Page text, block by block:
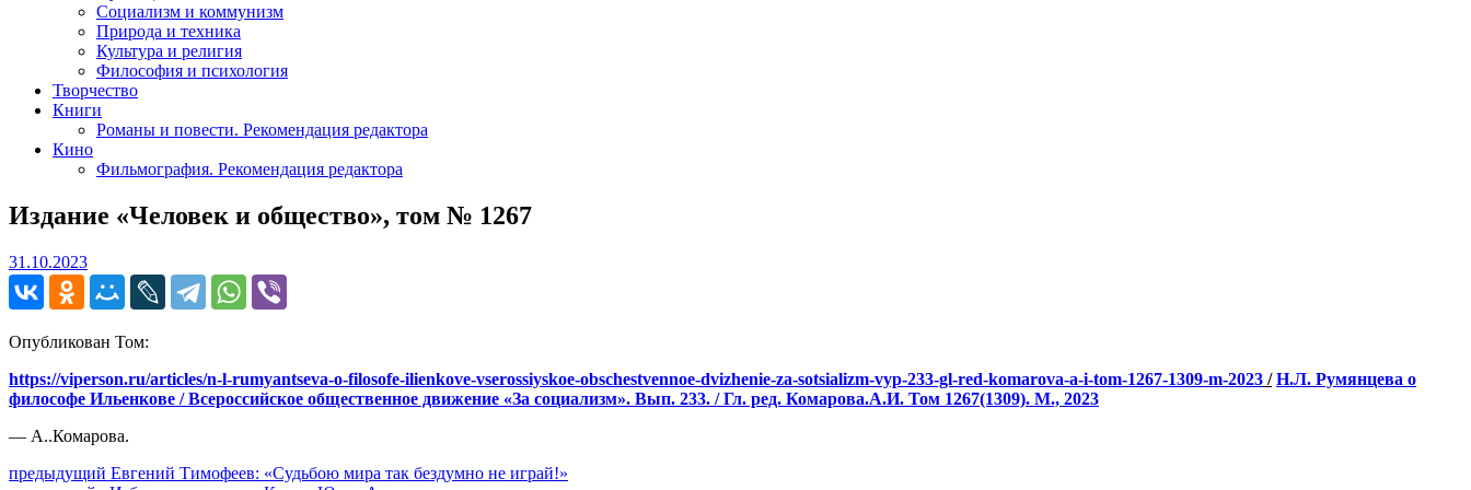
Социализм и коммунизм
Природа и техника
Культура и религия
Философия и психология
Творчество
Книги
Романы и повести. Рекомендация редактора
Кино
Фильмография. Рекомендация редактора
Издание «Человек и общество», том № 1267
31.10.202331.10.2023
Опубликован Том:
https://viperson.ru/articles/n-l-rumyantseva-o-filosofe-ilienkove-vserossiyskoe-obschestvennoe-dvizhenie-za-sotsializm-vyp-233-gl-red-komarova-a-i-tom-1267-1309-m-2023 / Н.Л. Румянцева о
философе Ильенкове / Всероссийское общественное движение «За социализм». Вып. 233. / Гл. ред. Комарова.А.И. Том 1267(1309). М., 2023
— А..Комарова.
Навигация
предыдущий Предыдущий
Евгений Тимофеев: «Судьбою мира так бездумно не играй!»